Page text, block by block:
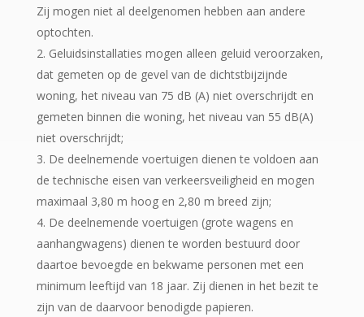
Zij mogen niet al deelgenomen hebben aan andere
optochten.
Geluidsinstallaties mogen alleen geluid veroorzaken,
dat gemeten op de gevel van de dichtstbijzijnde
woning, het niveau van 75 dB (A) niet overschrijdt en
gemeten binnen die woning, het niveau van 55 dB(A)
niet overschrijdt;
De deelnemende voertuigen dienen te voldoen aan
de technische eisen van verkeersveiligheid en mogen
maximaal 3,80 m hoog en 2,80 m breed zijn;
De deelnemende voertuigen (grote wagens en
aanhangwagens) dienen te worden bestuurd door
daartoe bevoegde en bekwame personen met een
minimum leeftijd van 18 jaar. Zij dienen in het bezit te
zijn van de daarvoor benodigde papieren.